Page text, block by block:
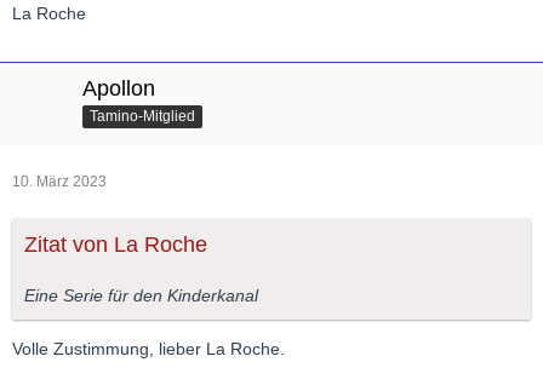
La Roche
Apollon
Tamino-Mitglied
10. März 2023
Zitat von La Roche
Eine Serie für den Kinderkanal
Volle Zustimmung, lieber La Roche.